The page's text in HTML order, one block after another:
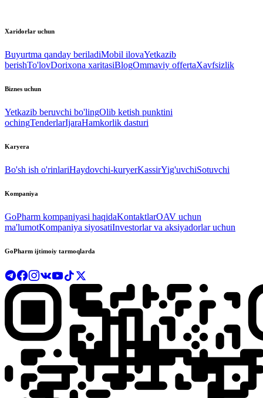
Xaridorlar uchun
Buyurtma qanday beriladiMobil ilovaYetkazib
berishTo'lovDorixona xaritasiBlogOmmaviy offertaXavfsizlik
Biznes uchun
Yetkazib beruvchi bo'lingOlib ketish punktini
ochingTenderlarIjaraHamkorlik dasturi
Karyera
Bo'sh ish o'rinlariHaydovchi-kuryerKassirYig'uvchiSotuvchi
Kompaniya
GoPharm kompaniyasi haqidaKontaktlarOAV uchun
ma'lumotKompaniya siyosatiInvestorlar va aksiyadorlar uchun
GoPharm ijtimoiy tarmoqlarda